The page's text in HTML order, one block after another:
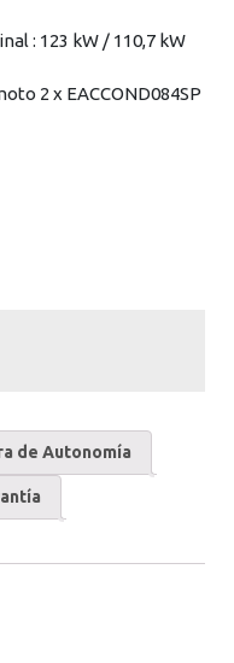
: 123 kW / 110,7 kW
2 x EACCOND084SP
de Autonomía